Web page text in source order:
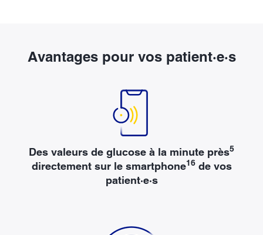
Avantages pour vos patient·e·s
Des valeurs de glucose à la minute près5
directement sur le smartphone16de vos
patient·e·s